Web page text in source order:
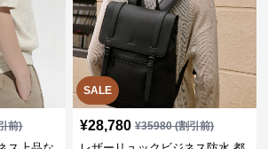
前)
SALE
¥28,780 ¥35980(割引前)